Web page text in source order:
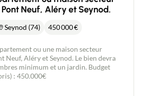
Pont Neuf, Aléry et Seynod.
Seynod (74) 450 000€
ou une maison secteur
Neuf, Aléry et Seynod. Le bien devra
minimum et un jardin. Budget
: 450.000€